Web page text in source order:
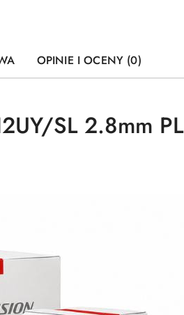
OPINIE I OCENY (0)
SL 2.8mm PL